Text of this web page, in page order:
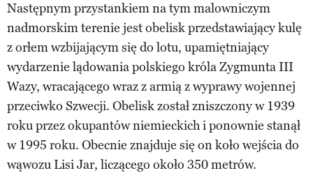
Następnym przystankiem na tym malowniczym
nadmorskim terenie jest obelisk przedstawiający kulę
z orłem wzbijającym się do lotu, upamiętniający
wydarzenie lądowania polskiego króla Zygmunta III
Wazy, wracającego wraz z armią z wyprawy wojennej
przeciwko Szwecji. Obelisk został zniszczony w 1939
roku przez okupantów niemieckich i ponownie stanął
w 1995 roku. Obecnie znajduje się on koło wejścia do
wąwozu Lisi Jar, liczącego około 350 metrów.